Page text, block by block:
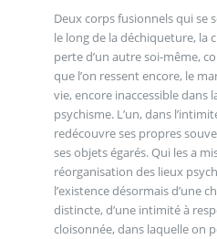
Deux corps fusionnels qui se
le long de la déchiqueture, la
perte d’un autre soi-même,
que l’on ressent encore, le
vie, encore inaccessible dans
psychisme. L’un, dans
redécouvre ses propres
ses objets égarés. Qui les a
réorganisation des lieux
l’existence désormais d’une
distincte, d’une intimité à
cloisonnée, dans laquelle on